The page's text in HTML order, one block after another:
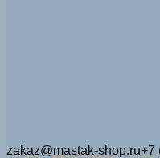
zakaz@mastak-shop.ru+7